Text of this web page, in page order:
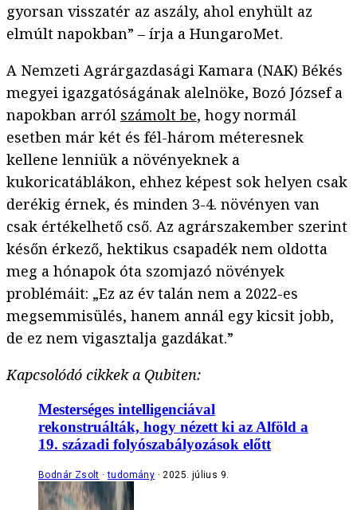
gyorsan visszatér az aszály, ahol enyhült az
elmúlt napokban” – írja a HungaroMet.
A Nemzeti Agrárgazdasági Kamara (NAK) Békés
megyei igazgatóságának alelnöke, Bozó József a
napokban arról számolt be, hogy normál
esetben már két és fél-három méteresnek
kellene lenniük a növényeknek a
kukoricatáblákon, ehhez képest sok helyen csak
derékig érnek, és minden 3-4. növényen van
csak értékelhető cső. Az agrárszakember szerint
későn érkező, hektikus csapadék nem oldotta
meg a hónapok óta szomjazó növények
problémáit: „Ez az év talán nem a 2022-es
megsemmisülés, hanem annál egy kicsit jobb,
de ez nem vigasztalja gazdákat.”
Kapcsolódó cikkek a Qubiten:
Mesterséges intelligenciával
rekonstruálták, hogy nézett ki az Alföld a
19. századi folyószabályozások előtt
Bodnár Zsolt tudomány 2025. július 9.